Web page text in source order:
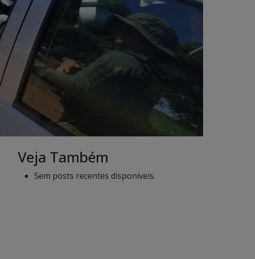
Veja Também
Sem posts recentes disponíveis.